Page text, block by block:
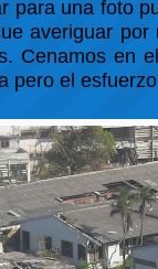
una foto
averiguar
Cenamos en
el